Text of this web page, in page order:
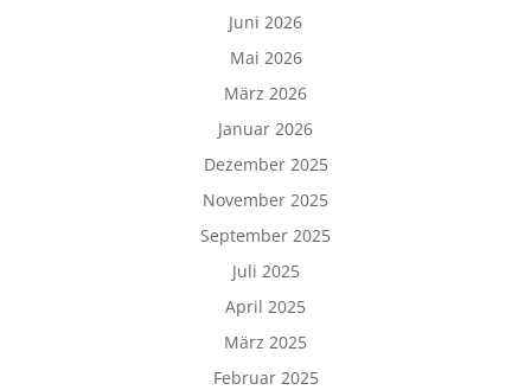
Juni 2026
Mai 2026
März 2026
Januar 2026
Dezember 2025
November 2025
September 2025
Juli 2025
April 2025
März 2025
Februar 2025